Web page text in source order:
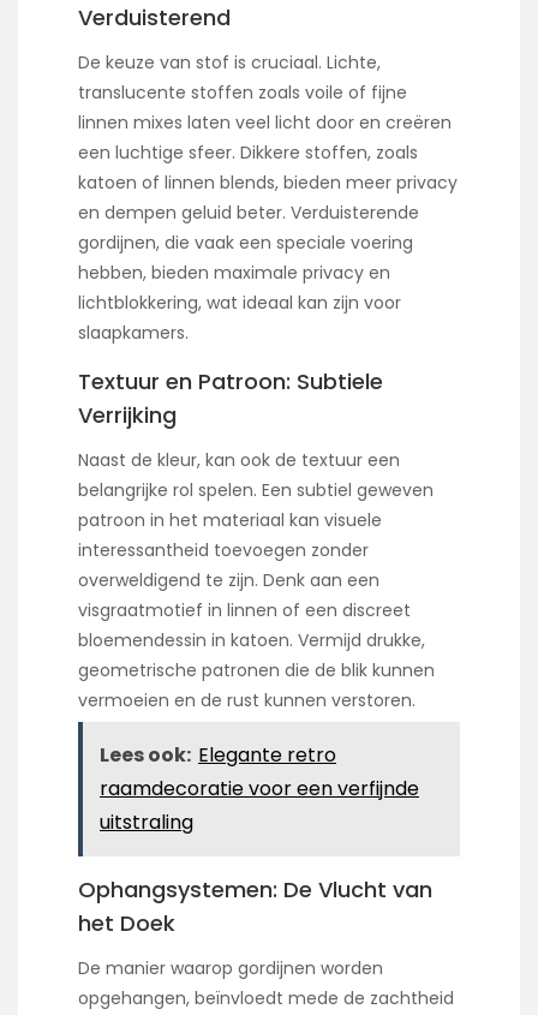
Verduisterend
De keuze van stof is cruciaal. Lichte,
translucente stoffen zoals voile of fijne
linnen mixes laten veel licht door en creëren
een luchtige sfeer. Dikkere stoffen, zoals
katoen of linnen blends, bieden meer privacy
en dempen geluid beter. Verduisterende
gordijnen, die vaak een speciale voering
hebben, bieden maximale privacy en
lichtblokkering, wat ideaal kan zijn voor
slaapkamers.
Textuur en Patroon: Subtiele
Verrijking
Naast de kleur, kan ook de textuur een
belangrijke rol spelen. Een subtiel geweven
patroon in het materiaal kan visuele
interessantheid toevoegen zonder
overweldigend te zijn. Denk aan een
visgraatmotief in linnen of een discreet
bloemendessin in katoen. Vermijd drukke,
geometrische patronen die de blik kunnen
vermoeien en de rust kunnen verstoren.
Lees ook: Elegante retro
raamdecoratie voor een verfijnde
uitstraling
Ophangsystemen: De Vlucht van
het Doek
De manier waarop gordijnen worden
opgehangen, beïnvloedt mede de zachtheid